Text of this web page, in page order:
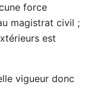
force
magistrat civil ;
est
vigueur donc